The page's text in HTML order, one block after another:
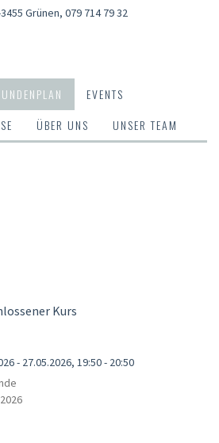
Grünen, 079 714 79 32
EVENTS
ÜBER UNS UNSER TEAM
Kurs
- 27.05.2026, 19:50 - 20:50